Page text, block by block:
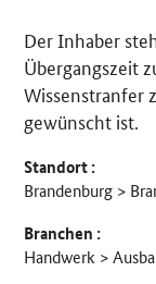
Der Inhaber
Übergangszeit
Wissenstranfer
gewünscht ist.
Standort :
Brandenburg >
Branchen :
Handwerk >